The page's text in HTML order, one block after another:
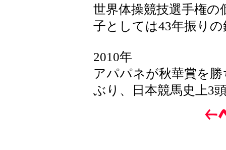
世界体操競技選手権の
子としては43年振り
2010年
アパパネが秋華賞を
ぶり、日本競馬史上3